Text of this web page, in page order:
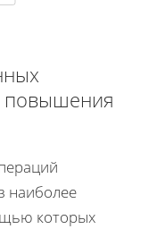
повышения
наиболее
которых